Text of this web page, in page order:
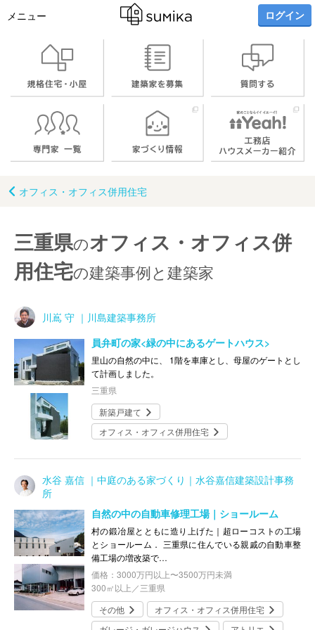
メニュー ログイン
オフィス・オフィス併用住宅
三重県のオフィス・オフィス併
用住宅の建築事例と建築家
川嶌 守 ｜川島建築事務所
員弁町の家<緑の中にあるゲートハウス>
里山の自然の中に、 1階を車庫とし、母屋のゲートとし
て計画しました。
三重県
新築戸建て
オフィス・オフィス併用住宅
水谷 嘉信 ｜中庭のある家づくり｜水谷嘉信建築設計事務
所
自然の中の自動車修理工場｜ショールーム
村の鍛冶屋とともに造り上げた｜超ローコストの工場
とショールーム． 三重県に住んでいる親戚の自動車整
備工場の増改築で…
価格：3000万円以上〜3500万円未満
300㎡以上／三重県
その他
オフィス・オフィス併用住宅